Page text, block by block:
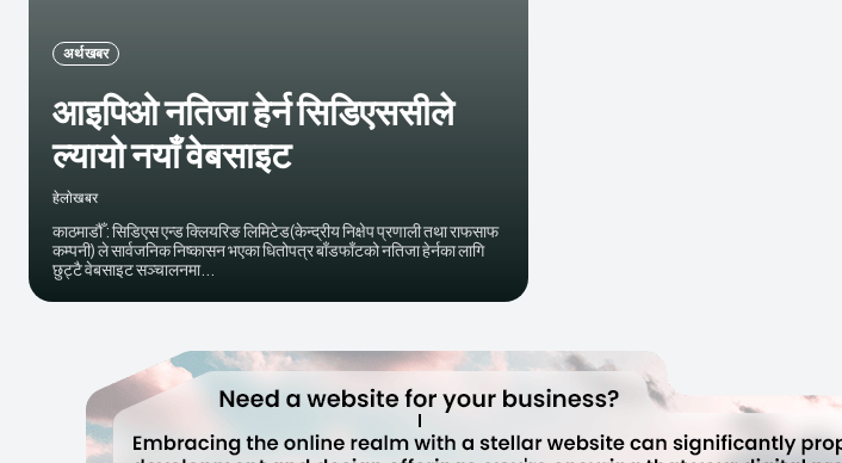
अर्थ खबर
आइपिओ नतिजा हेर्न सिडिएससीले
ल्यायो नयाँ वेबसाइट
हेलाेखबर
काठमाडौँ : सिडिएस एन्ड क्लियरिङ लिमिटेड(केन्द्रीय निक्षेप प्रणाली तथा राफसाफ
कम्पनी) ले सार्वजनिक निष्कासन भएका धितोपत्र बाँडफाँटको नतिजा हेर्नका लागि
छुट्टै वेबसाइट सञ्‍चालनमा...